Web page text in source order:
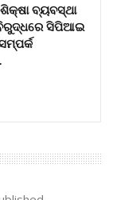
ବ୍ୟବସ୍ଥା
ବିରୁଦ୍ଧରେ ସିପିଆଇ